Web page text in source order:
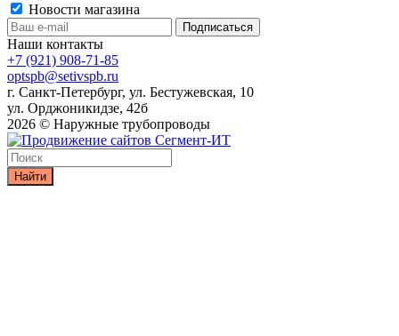
Новости магазина
Наши контакты
+7 (921) 908-71-85
optspb@setivspb.ru
г. Санкт-Петербург, ул. Бестужевская, 10
ул. Орджоникидзе, 42б
2026 © Наружные трубопроводы
Найти